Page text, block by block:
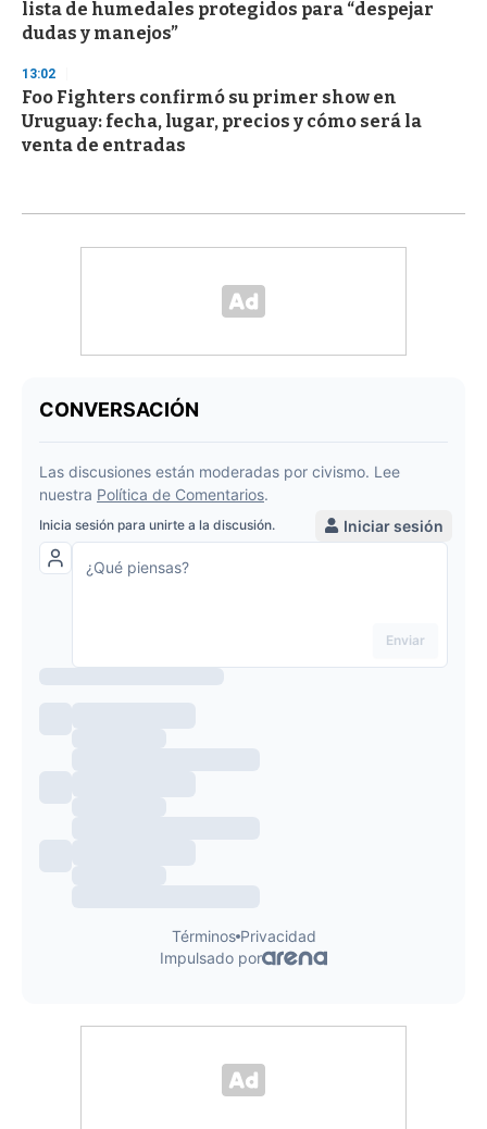
lista de humedales protegidos para “despejar
dudas y manejos”
13:02
Foo Fighters confirmó su primer show en
Uruguay: fecha, lugar, precios y cómo será la
venta de entradas